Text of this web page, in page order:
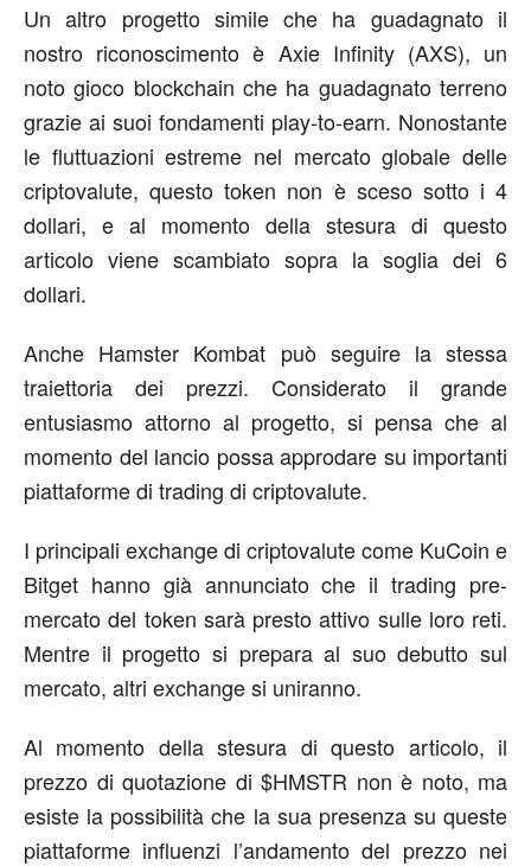
Un altro progetto simile che ha guadagnato il
nostro riconoscimento è Axie Infinity (AXS), un
noto gioco blockchain che ha guadagnato terreno
grazie ai suoi fondamenti play-to-earn. Nonostante
le fluttuazioni estreme nel mercato globale delle
criptovalute, questo token non è sceso sotto i 4
dollari, e al momento della stesura di questo
articolo viene scambiato sopra la soglia dei 6
dollari.
Anche Hamster Kombat può seguire la stessa
traiettoria dei prezzi. Considerato il grande
entusiasmo attorno al progetto, si pensa che al
momento del lancio possa approdare su importanti
piattaforme di trading di criptovalute.
I principali exchange di criptovalute come KuCoin e
Bitget hanno già annunciato che il trading pre-
mercato del token sarà presto attivo sulle loro reti.
Mentre il progetto si prepara al suo debutto sul
mercato, altri exchange si uniranno.
Al momento della stesura di questo articolo, il
prezzo di quotazione di $HMSTR non è noto, ma
esiste la possibilità che la sua presenza su queste
piattaforme influenzi l’andamento del prezzo nei